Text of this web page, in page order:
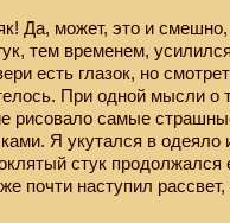
Да, может, это и смешно,
тем временем,
есть глазок, но
При одной мысли о
рисовало самые
Я укутался в одеяло
стук продолжался
почти наступил рассвет,